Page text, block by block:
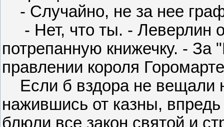
- Случайно, не за нее
- Нет, что ты. - Леверлин
потрепанную книжечку. - За
правлении короля
Если б вздора не вещали
нажившись от казны,
блюли все закон святой и